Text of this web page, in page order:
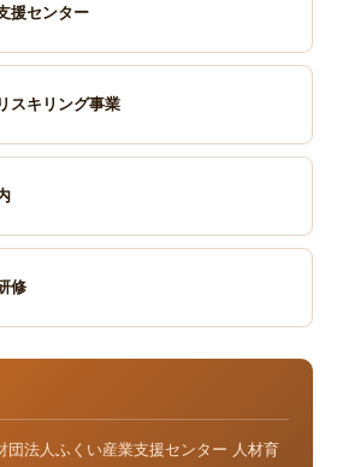
援センター
スキリング事業
修
団法人ふくい産業支援センター 人材育